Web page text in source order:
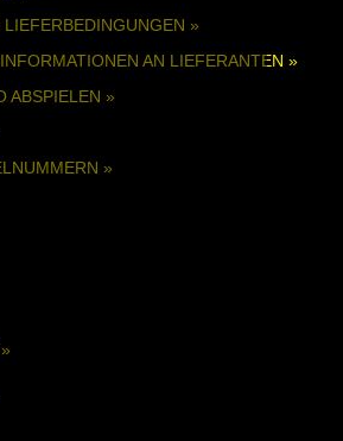
»
AN LIEFERANTEN »
ABSPIELEN »
»